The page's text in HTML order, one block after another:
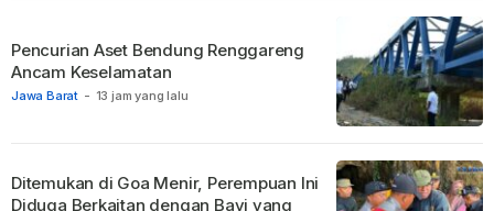
Jawa Barat - 13 jam yang lalu
Pencurian Aset Bendung Renggareng
Ancam Keselamatan
Ditemukan di Goa Menir, Perempuan Ini
Diduga Berkaitan dengan Bayi yang